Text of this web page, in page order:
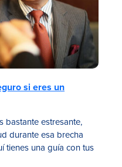
si eres un
bastante estresante,
durante esa brecha
tienes una guía con tus